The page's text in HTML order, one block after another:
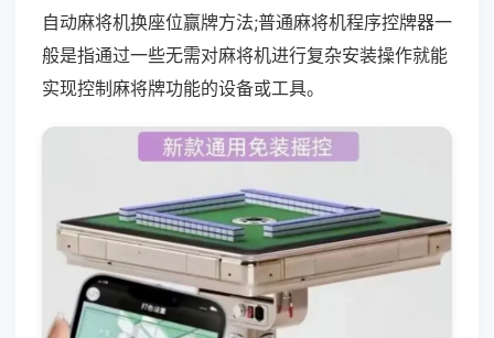
自动麻将机换座位赢牌方法;普通麻将机程序控牌器一
般是指通过一些无需对麻将机进行复杂安装操作就能
实现控制麻将牌功能的设备或工具。